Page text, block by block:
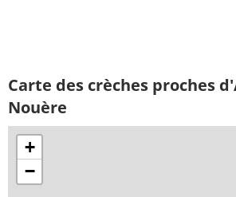
Carte des crèches proches
Nouère
+
−